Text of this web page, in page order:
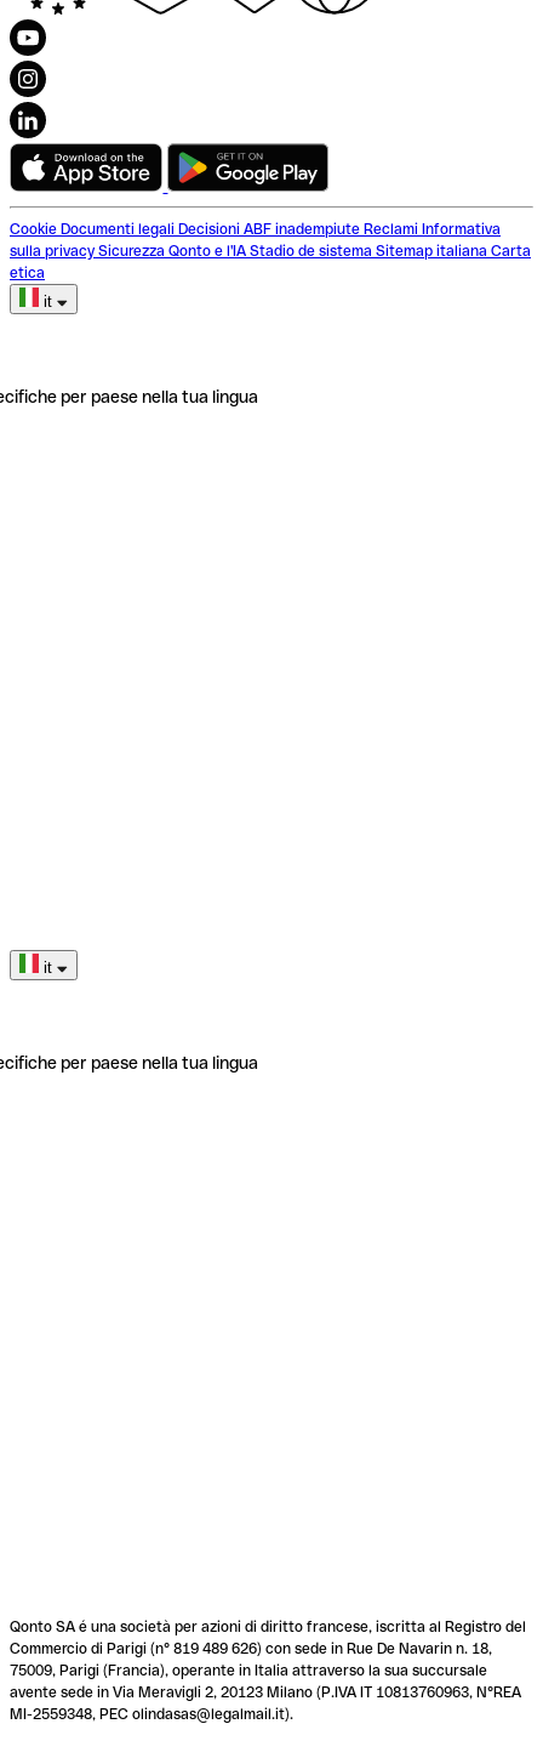
Cookie Documenti legali Decisioni ABF inadempiute Reclami Informativa
sulla privacy Sicurezza Qonto e l'IA Stadio de sistema Sitemap italiana Carta
etica
it
per paese nella tua lingua
it
per paese nella tua lingua
Qonto SA é una società per azioni di diritto francese, iscritta al Registro del
Commercio di Parigi (n° 819 489 626) con sede in Rue De Navarin n. 18,
75009, Parigi (Francia), operante in Italia attraverso la sua succursale
avente sede in Via Meravigli 2, 20123 Milano (P.IVA IT 10813760963, N°REA
MI-2559348, PEC olindasas@legalmail.it).